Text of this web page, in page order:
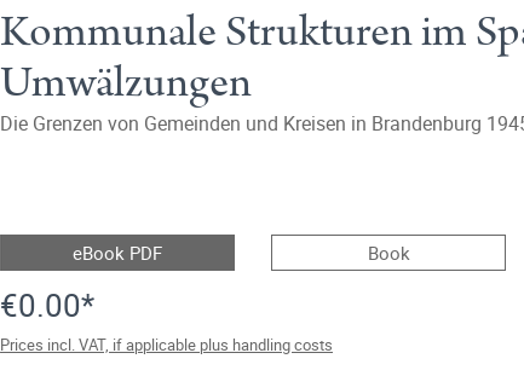
Kommunale Strukturen im
Umwälzungen
Die Grenzen von Gemeinden und Kreisen in Brandenburg
eBook PDF Book
€0.00*
Prices incl. VAT, if applicable plus handling costs